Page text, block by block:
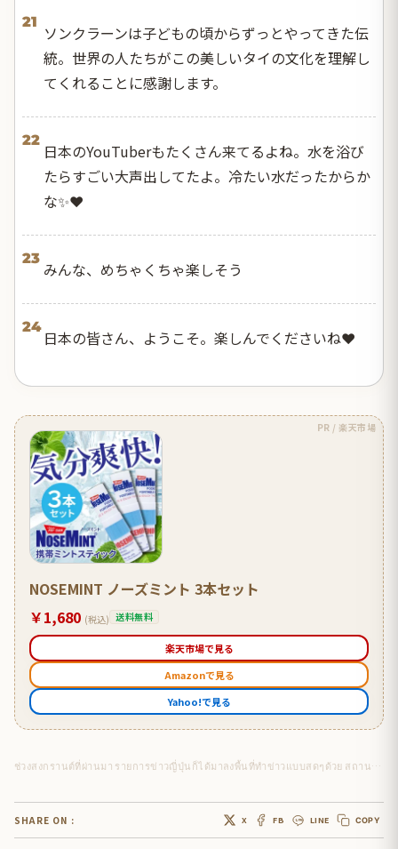
21
ソンクラーンは子どもの頃からずっとやってきた伝
統。世界の人たちがこの美しいタイの文化を理解し
てくれることに感謝します。
22
日本のYouTuberもたくさん来てるよね。水を浴び
たらすごい大声出してたよ。冷たい水だったからか
な✨❤️
23
みんな、めちゃくちゃ楽しそう
24
日本の皆さん、ようこそ。楽しんでくださいね❤️
PR / 楽天市場
NOSEMINT ノーズミント 3本セット
￥1,680 (税込) 送料無料
楽天市場で見る
Amazonで見る
Yahoo!で見る
ช่วงสงกรานต์ที่ผ่านมา รายการข่าวญี่ปุ่นก็ได้มาลงพื้นที่ทำข่าวแบบสดๆด้วย สถานที่จริง เปียกจริง ลงทุนซื้อปืนฉีดน้ำอันใหญ่ เตรียมไว้รับมือ
SHARE ON : X FB LINE COPY